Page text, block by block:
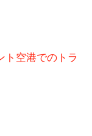
ト空港でのトラ